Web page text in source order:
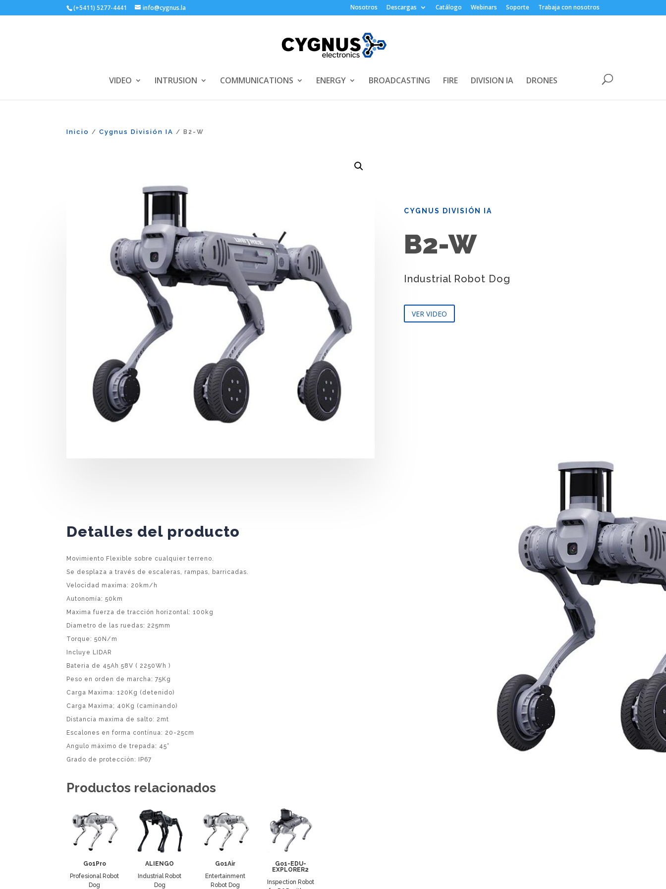
(+5411) 5277-4441 info@cygnus.la Nosotros Descargas Catálogo Webinars Soporte Trabaja con nosotros
VIDEO INTRUSION COMMUNICATIONS ENERGY BROADCASTING FIRE DIVISION IA DRONES
Inicio /Cygnus División IA / B2-W
CYGNUS DIVISIÓN IA
B2-W
Industrial Robot Dog
VER VIDEO
Detalles del producto
Movimiento Flexible sobre cualquier terreno.
Se desplaza a través de escaleras, rampas, barricadas.
Velocidad maxima: 20km/h
Autonomía: 50km
Maxima fuerza de tracción horizontal: 100kg
Diametro de las ruedas: 225mm
Torque: 50N/m
Incluye LIDAR
Bateria de 45Ah 58V ( 2250Wh )
Peso en orden de marcha: 75Kg
Carga Maxima: 120Kg (detenido)
Carga Maxima; 40Kg (caminando)
Distancia maxima de salto: 2mt
Escalones en forma contínua: 20-25cm
Angulo máximo de trepada: 45°
Grado de protección: IP67
Productos relacionados
Go1Pro
Profesional Robot
Dog
ALIENGO
Industrial Robot
Dog
Go1Air
Entertainment
Robot Dog
Go1-EDU-
EXPLORER2
Inspection Robot